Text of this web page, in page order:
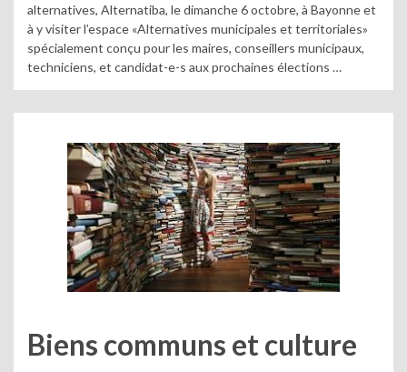
alternatives, Alternatiba, le dimanche 6 octobre, à Bayonne et
à y visiter l’espace «Alternatives municipales et territoriales»
spécialement conçu pour les maires, conseillers municipaux,
techniciens, et candidat-e-s aux prochaines élections …
Biens communs et culture